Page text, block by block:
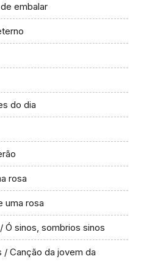
embalar
do dia
rosa
uma rosa
Ó sinos, sombrios sinos
Canção da jovem da